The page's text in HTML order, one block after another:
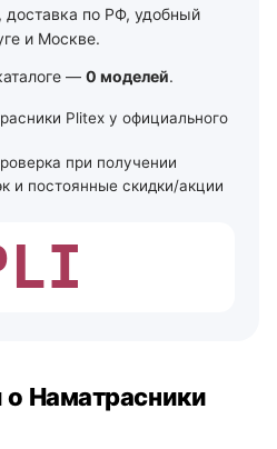
доставка по РФ, удобный
и Москве.
— 0 моделей.
Plitex у официального
при получении
и постоянные скидки/акции
Наматрасники